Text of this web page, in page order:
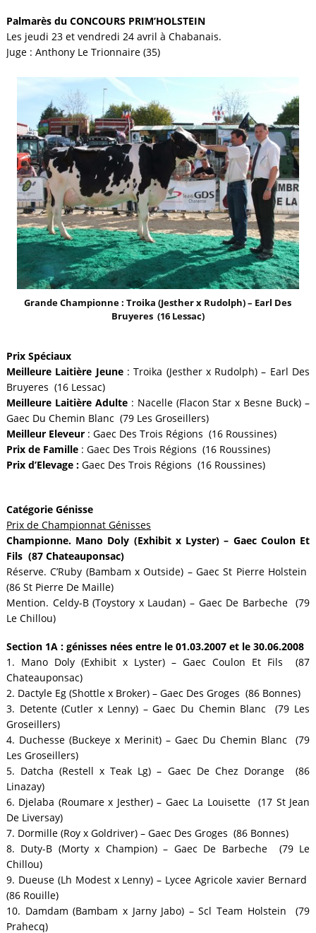
Palmarès du CONCOURS PRIM’HOLSTEIN
Les jeudi 23 et vendredi 24 avril à Chabanais.
Juge : Anthony Le Trionnaire (35)
Grande Championne : Troika (Jesther x Rudolph) – Earl Des
Bruyeres (16 Lessac)
Prix Spéciaux
Meilleure Laitière Jeune: Troika (Jesther x Rudolph) – Earl Des
Bruyeres (16 Lessac)
Meilleure Laitière Adulte: Nacelle (Flacon Star x Besne Buck) –
Gaec Du Chemin Blanc (79 Les Groseillers)
Meilleur Eleveur: Gaec Des Trois Régions (16 Roussines)
Prix de Famille: Gaec Des Trois Régions (16 Roussines)
Prix d’Elevage :Gaec Des Trois Régions (16 Roussines)
Catégorie Génisse
Prix de Championnat Génisses
Championne. Mano Doly (Exhibit x Lyster) – Gaec Coulon Et
Fils (87 Chateauponsac)
Réserve. C’Ruby (Bambam x Outside) – Gaec St Pierre Holstein
(86 St Pierre De Maille)
Mention. Celdy-B (Toystory x Laudan) – Gaec De Barbeche (79
Le Chillou)
Section 1A : génisses nées entre le 01.03.2007 et le 30.06.2008
1. Mano Doly (Exhibit x Lyster) – Gaec Coulon Et Fils (87
Chateauponsac)
2. Dactyle Eg (Shottle x Broker) – Gaec Des Groges (86 Bonnes)
3. Detente (Cutler x Lenny) – Gaec Du Chemin Blanc (79 Les
Groseillers)
4. Duchesse (Buckeye x Merinit) – Gaec Du Chemin Blanc (79
Les Groseillers)
5. Datcha (Restell x Teak Lg) – Gaec De Chez Dorange (86
Linazay)
6. Djelaba (Roumare x Jesther) – Gaec La Louisette (17 St Jean
De Liversay)
7. Dormille (Roy x Goldriver) – Gaec Des Groges (86 Bonnes)
8. Duty-B (Morty x Champion) – Gaec De Barbeche (79 Le
Chillou)
9. Dueuse (Lh Modest x Lenny) – Lycee Agricole xavier Bernard
(86 Rouille)
10. Damdam (Bambam x Jarny Jabo) – Scl Team Holstein (79
Prahecq)